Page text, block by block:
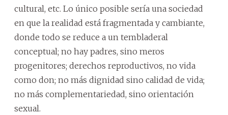
cultural, etc. Lo único posible sería una sociedad
en que la realidad está fragmentada y cambiante,
donde todo se reduce a un tembladeral
conceptual; no hay padres, sino meros
progenitores; derechos reproductivos, no vida
como don; no más dignidad sino calidad de vida;
no más complementariedad, sino orientación
sexual.